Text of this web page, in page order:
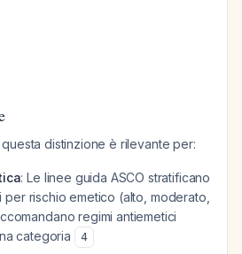
distinzione è rilevante per:
: Le linee guida ASCO stratificano
per rischio emetico (alto, moderato,
regimi antiemetici
categoria
4